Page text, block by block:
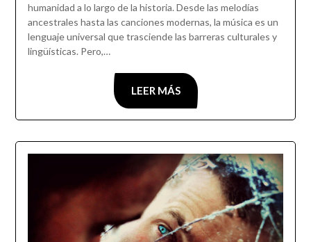
humanidad a lo largo de la historia. Desde las melodías
ancestrales hasta las canciones modernas, la música es un
lenguaje universal que trasciende las barreras culturales y
lingüísticas. Pero,…
LEER MÁS